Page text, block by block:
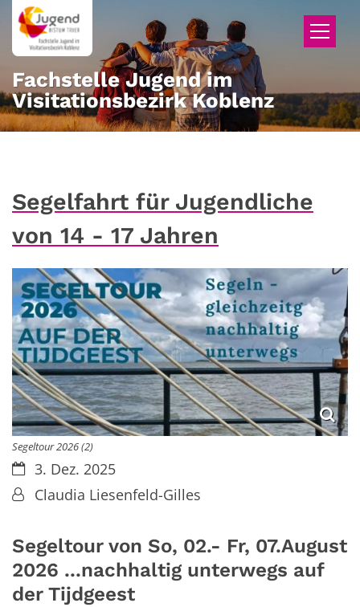
Zum Inhalt springen
Fachstelle Jugend im
Visitationsbezirk Koblenz
Segelfahrt für Jugendliche
von 14 - 17 Jahren
Segeltour 2026 (2)
Datum:3. Dez. 2025
Von:Claudia Liesenfeld-Gilles
Segeltour von So, 02.- Fr, 07.August
2026 ...nachhaltig unterwegs auf
der Tijdgeest